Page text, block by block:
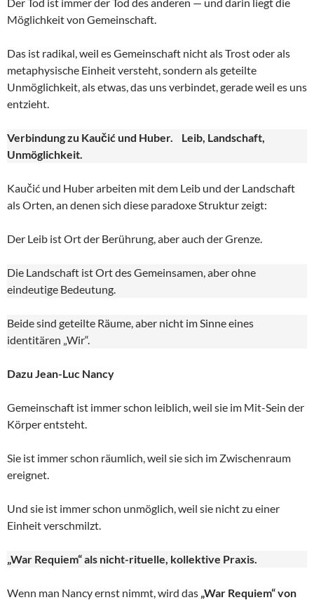
Möglichkeit von Gemeinschaft.
Das ist radikal, weil es Gemeinschaft nicht als Trost oder als
metaphysische Einheit versteht, sondern als geteilte
Unmöglichkeit, als etwas, das uns verbindet, gerade weil es uns
entzieht.
Verbindung zu Kaučić und Huber. Leib, Landschaft,
Unmöglichkeit.
Kaučić und Huber arbeiten mit dem Leib und der Landschaft
als Orten, an denen sich diese paradoxe Struktur zeigt:
Der Leib ist Ort der Berührung, aber auch der Grenze.
Die Landschaft ist Ort des Gemeinsamen, aber ohne
eindeutige Bedeutung.
Beide sind geteilte Räume, aber nicht im Sinne eines
identitären „Wir“.
Dazu Jean-Luc Nancy
Gemeinschaft ist immer schon leiblich, weil sie im Mit-Sein der
Körper entsteht.
Sie ist immer schon räumlich, weil sie sich im Zwischenraum
ereignet.
Und sie ist immer schon unmöglich, weil sie nicht zu einer
Einheit verschmilzt.
„War Requiem“ als nicht-rituelle, kollektive Praxis.
Wenn man Nancy ernst nimmt, wird das „War Requiem“ von